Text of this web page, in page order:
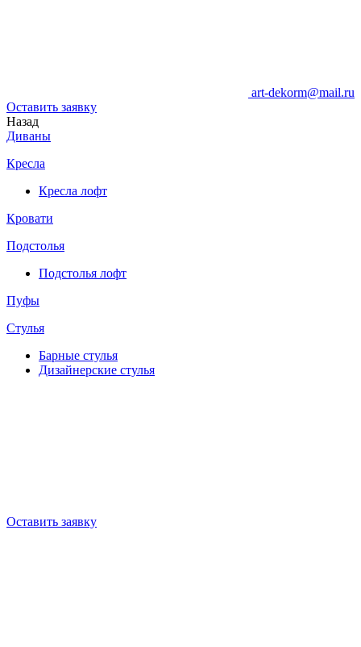
art-dekorm@mail.ru
Оставить заявку
Назад
Диваны
Кресла
Кресла лофт
Кровати
Подстолья
Подстолья лофт
Пуфы
Стулья
Барные cтулья
Дизайнерские cтулья
Оставить заявку